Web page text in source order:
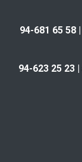
94-681 65 58 |
94-623 25 23 |